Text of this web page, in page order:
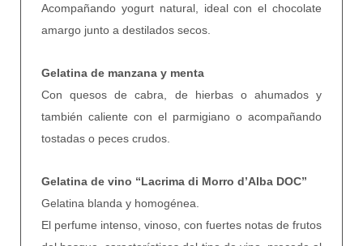
Acompañando yogurt natural, ideal con el chocolate
amargo junto a destilados secos.
Gelatina de manzana y menta
Con quesos de cabra, de hierbas o ahumados y
también caliente con el parmigiano o acompañando
tostadas o peces crudos.
Gelatina de vino “Lacrima di Morro d’Alba DOC”
Gelatina blanda y homogénea.
El perfume intenso, vinoso, con fuertes notas de frutos